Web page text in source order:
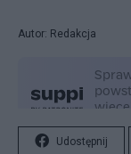
Autor: Redakcja
Udostępnij